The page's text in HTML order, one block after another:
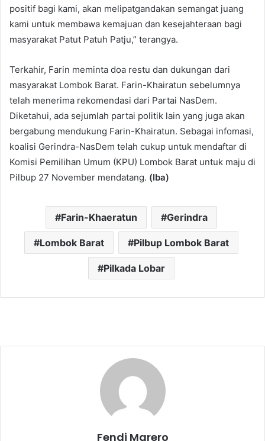
positif bagi kami, akan melipatgandakan semangat juang
kami untuk membawa kemajuan dan kesejahteraan bagi
masyarakat Patut Patuh Patju,” terangya.
Terkahir, Farin meminta doa restu dan dukungan dari
masyarakat Lombok Barat. Farin-Khairatun sebelumnya
telah menerima rekomendasi dari Partai NasDem.
Diketahui, ada sejumlah partai politik lain yang juga akan
bergabung mendukung Farin-Khairatun. Sebagai infomasi,
koalisi Gerindra-NasDem telah cukup untuk mendaftar di
Komisi Pemilihan Umum (KPU) Lombok Barat untuk maju di
Pilbup 27 November mendatang. (Iba)
Farin-Khaeratun Gerindra
Lombok Barat Pilbup Lombok Barat
Pilkada Lobar
Fendi Marero